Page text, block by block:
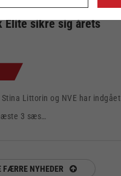
Elite sikre sig årets
Littorin og NVE har indgået
3 sæs…
FÆRRE NYHEDER